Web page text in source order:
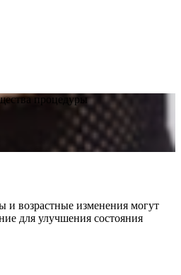
процедуры
и возрастные изменения могут
для улучшения состояния